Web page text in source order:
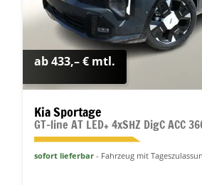
ab 433,– € mtl.
Kia Sportage
GT-line AT LED+ 4xSHZ DigC ACC
sofort lieferbar Fahrzeug mit